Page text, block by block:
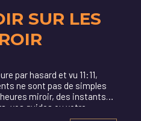
SUR LES
par hasard et vu 11:11,
ne sont pas de simples
miroir, des instants
vos guides ou votre